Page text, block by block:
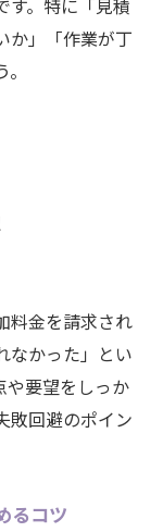
す。特に「見積
か」「作業が丁
料金を請求され
なかった」とい
や要望をしっか
敗回避のポイン
るコツ